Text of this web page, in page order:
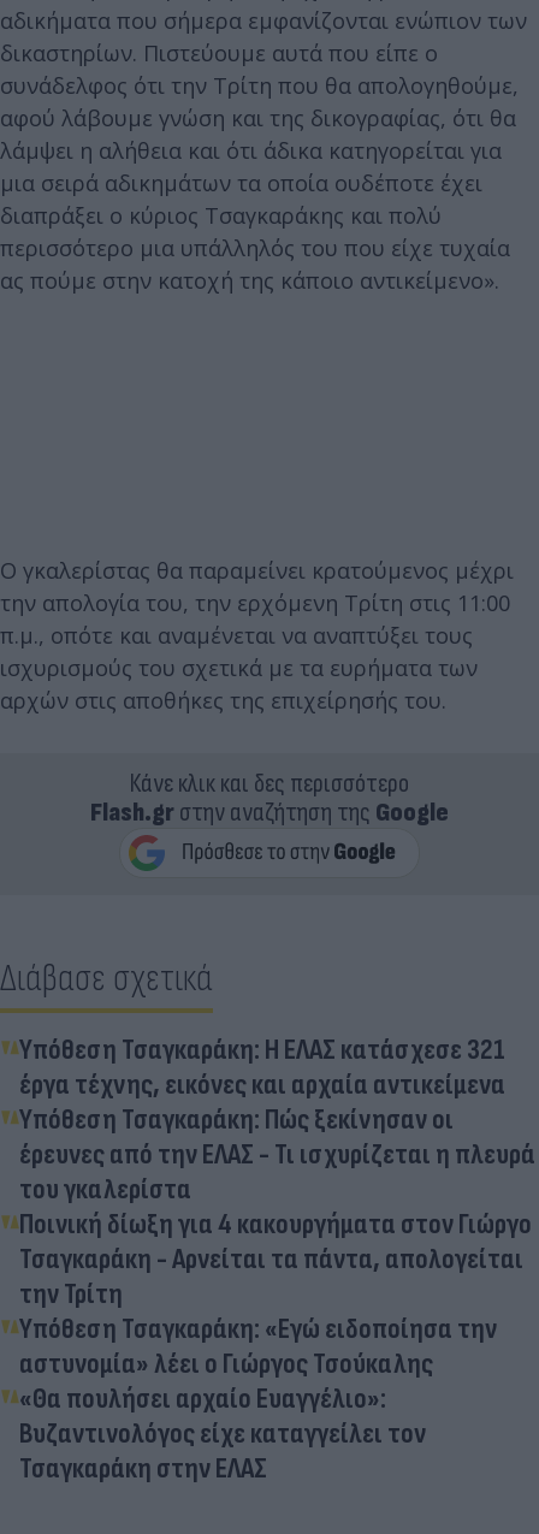
αδικήματα που σήμερα εμφανίζονται ενώπιον των
δικαστηρίων. Πιστεύουμε αυτά που είπε ο
συνάδελφος ότι την Τρίτη που θα απολογηθούμε,
αφού λάβουμε γνώση και της δικογραφίας, ότι θα
λάμψει η αλήθεια και ότι άδικα κατηγορείται για
μια σειρά αδικημάτων τα οποία ουδέποτε έχει
διαπράξει ο κύριος Τσαγκαράκης και πολύ
περισσότερο μια υπάλληλός του που είχε τυχαία
ας πούμε στην κατοχή της κάποιο αντικείμενο».
Ο γκαλερίστας θα παραμείνει κρατούμενος μέχρι
την απολογία του, την ερχόμενη Τρίτη στις 11:00
π.μ., οπότε και αναμένεται να αναπτύξει τους
ισχυρισμούς του σχετικά με τα ευρήματα των
αρχών στις αποθήκες της επιχείρησής του.
Κάνε κλικ και δες περισσότερο
Flash.grστην αναζήτηση της Google
Διάβασε σχετικά
Υπόθεση Τσαγκαράκη: Η ΕΛΑΣ κατάσχεσε 321
έργα τέχνης, εικόνες και αρχαία αντικείμενα
Υπόθεση Τσαγκαράκη: Πώς ξεκίνησαν οι
έρευνες από την ΕΛΑΣ - Τι ισχυρίζεται η πλευρά
του γκαλερίστα
Ποινική δίωξη για 4 κακουργήματα στον Γιώργο
Τσαγκαράκη - Αρνείται τα πάντα, απολογείται
την Τρίτη
Υπόθεση Τσαγκαράκη: «Εγώ ειδοποίησα την
αστυνομία» λέει ο Γιώργος Τσούκαλης
«Θα πουλήσει αρχαίο Ευαγγέλιο»:
Βυζαντινολόγος είχε καταγγείλει τον
Τσαγκαράκη στην ΕΛΑΣ